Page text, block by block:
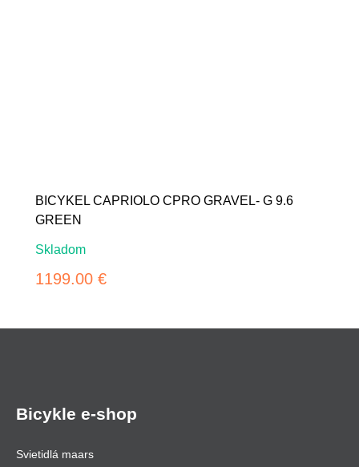
BICYKEL CAPRIOLO CPRO GRAVEL- G 9.6
GREEN
Skladom
1199.00 €
Bicykle e-shop
Svietidlá maars